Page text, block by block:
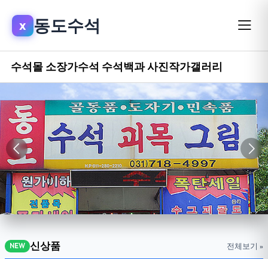
x 동도수석
수석몰 소장가수석 수석백과사진작가갤러리
NEW 신상품 전체보기 »